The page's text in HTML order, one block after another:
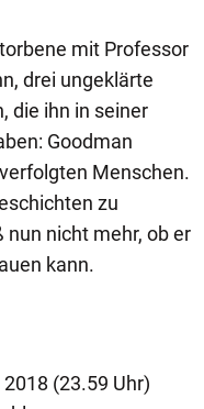
mit Professor
drei ungeklärte
die ihn in seiner
Goodman
Menschen.
zu
nicht mehr, ob er
kann.
(23.59 Uhr)